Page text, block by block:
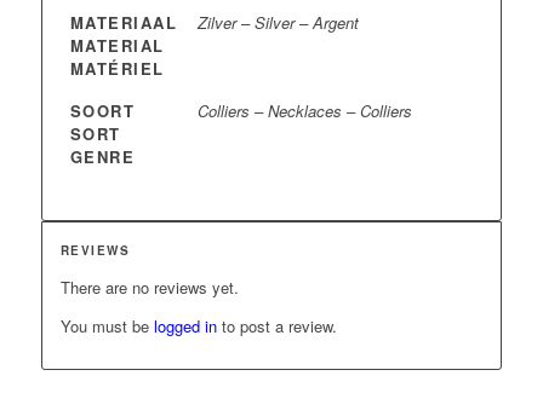
MATERIAAL
MATERIAL
MATÉRIEL
Zilver – Silver – Argent
SOORT
SORT
GENRE
Colliers – Necklaces – Colliers
REVIEWS
There are no reviews yet.
You must be logged into post a review.